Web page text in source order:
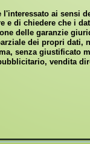
l'interessato ai
e di chiedere che i
delle garanzie
dei propri
senza
vendita